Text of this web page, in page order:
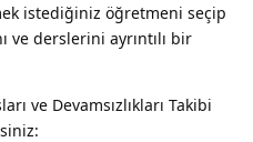
istediğiniz öğretmeni seçip
ve derslerini ayrıntılı bir
ve Devamsızlıkları Takibi